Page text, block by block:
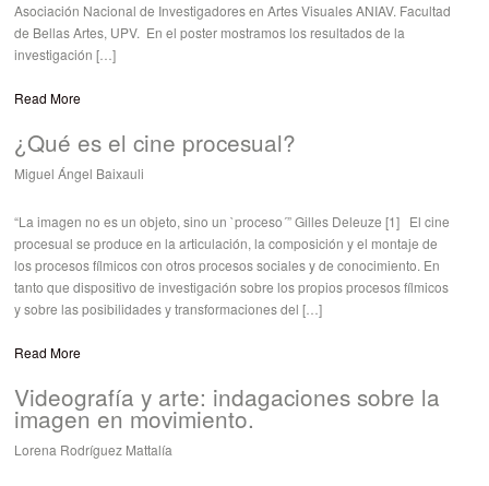
Asociación Nacional de Investigadores en Artes Visuales ANIAV. Facultad
de Bellas Artes, UPV. En el poster mostramos los resultados de la
investigación […]
Read More
¿Qué es el cine procesual?
Miguel Ángel Baixauli
“La imagen no es un objeto, sino un `proceso´” Gilles Deleuze [1] El cine
procesual se produce en la articulación, la composición y el montaje de
los procesos fílmicos con otros procesos sociales y de conocimiento. En
tanto que dispositivo de investigación sobre los propios procesos fílmicos
y sobre las posibilidades y transformaciones del […]
Read More
Videografía y arte: indagaciones sobre la
imagen en movimiento.
Lorena Rodríguez Mattalía